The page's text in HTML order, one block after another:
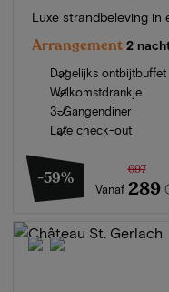
Luxe strandbeleving in
Arrangement 2
Dagelijks ontbijtbuffet
Welkomstdrankje
3-Gangendiner
Late check-out
-59%
Vanaf
697
289